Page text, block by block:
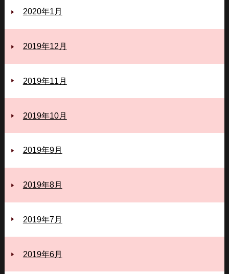
2020年1月
2019年12月
2019年11月
2019年10月
2019年9月
2019年8月
2019年7月
2019年6月